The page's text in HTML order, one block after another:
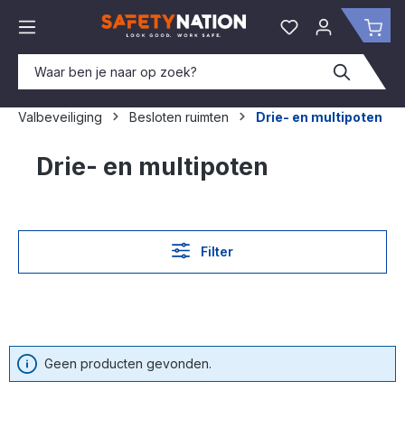
Je hebt 0 items
Valbeveiliging Besloten ruimten Drie- en multipoten
Drie- en multipoten
Filter
Geen producten gevonden.